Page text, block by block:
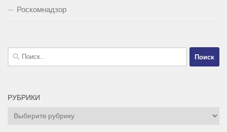
Роскомнадзор
Найти:
РУБРИКИ
Рубрики